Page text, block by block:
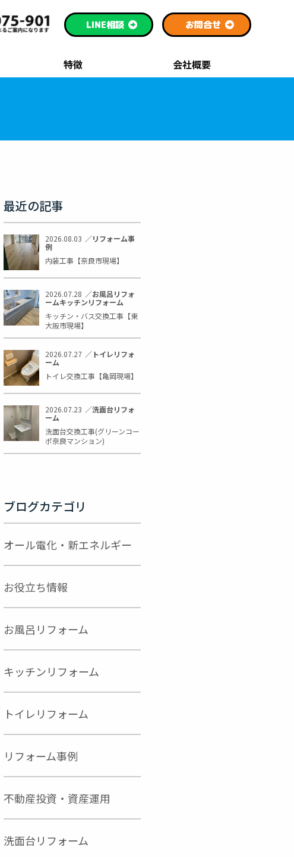
LINE相談 お問合せ
特徴 会社概要
最近の記事
2026.08.03 ／リフォーム事
例
内装工事【奈良市現場】
2026.07.28 ／お風呂リフォ
ームキッチンリフォーム
キッチン・バス交換工事【東
大阪市現場】
2026.07.27 ／トイレリフォ
ーム
トイレ交換工事【亀岡現場】
2026.07.23 ／洗面台リフォ
ーム
洗面台交換工事(グリーンコー
ポ奈良マンション)
ブログカテゴリ
オール電化・新エネルギー
お役立ち情報
お風呂リフォーム
キッチンリフォーム
トイレリフォーム
リフォーム事例
不動産投資・資産運用
洗面台リフォーム